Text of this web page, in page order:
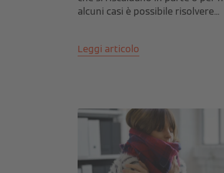
alcuni casi è possibile risolvere...
Leggi articolo